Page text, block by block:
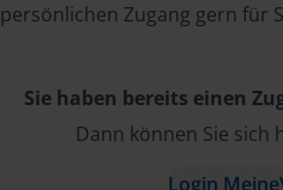
persönlichen Zugang gern für
Sie haben bereits einen
Dann können Sie sich
Login